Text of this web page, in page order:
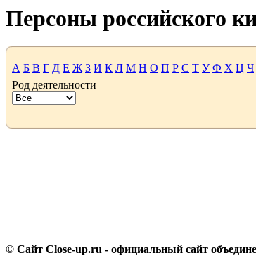
Персоны российского
А Б В Г Д Е Ж З И К Л М Н О П Р С Т У Ф Х Ц Ч
Род деятельности
© Сайт Close-up.ru - официальный сайт